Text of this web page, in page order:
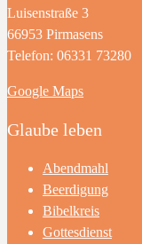
Luisenstraße 3
66953 Pirmasens
Telefon: 06331 73280
Google Maps
Glaube leben
Abendmahl
Beerdigung
Bibelkreis
Gottesdienst